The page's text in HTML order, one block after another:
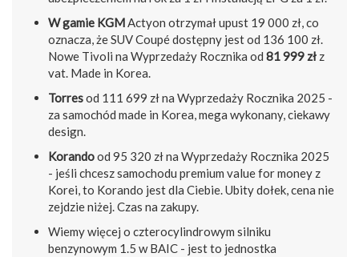
W gamie KGMActyon otrzymał upust 19 000 zł, co
oznacza, że SUV Coupé dostępny jest od 136 100 zł.
Nowe Tivoli na Wyprzedaży Rocznika od 81 999 zł z
vat. Made in Korea.
Torresod 111 699 zł na Wyprzedaży Rocznika 2025 -
za samochód made in Korea, mega wykonany, ciekawy
design.
Korandood 95 320 zł na Wyprzedaży Rocznika 2025
- jeśli chcesz samochodu premium value for money z
Korei, to Korando jest dla Ciebie. Ubity dołek, cena nie
zejdzie niżej. Czas na zakupy.
Wiemy więcej o czterocylindrowym silniku
benzynowym 1.5 w BAIC - jest to jednostka